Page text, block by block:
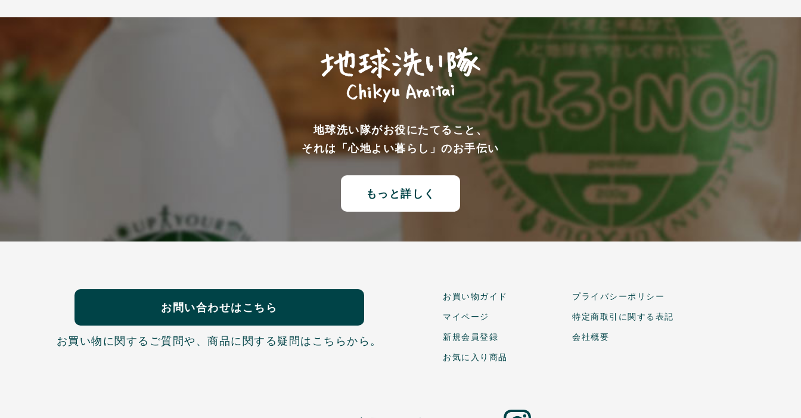
地球洗い隊がお役にたてること、
それは「心地よい暮らし」のお手伝い
もっと詳しく
お問い合わせはこちら
お買い物に関するご質問や、商品に関する疑問はこちらから。
お買い物ガイド
マイページ
新規会員登録
お気に入り商品
プライバシーポリシー
特定商取引に関する表記
会社概要